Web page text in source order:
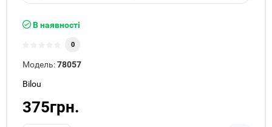
В наявності
0
Модель:78057
Bilou
375грн.